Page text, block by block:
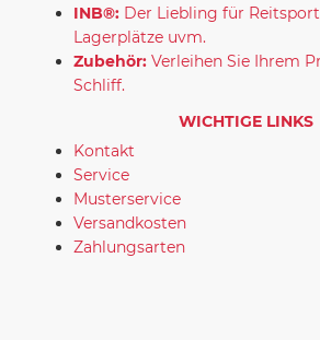
INB®: Der Liebling für
Lagerplätze uvm.
Zubehör: Verleihen Sie Ihrem
Schliff.
WICHTIGE LINKS
Kontakt
Service
Musterservice
Versandkosten
Zahlungsarten